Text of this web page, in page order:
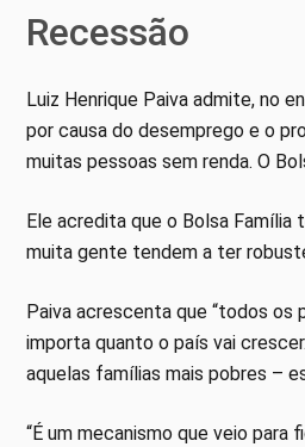
Recessão
Luiz Henrique Paiva admite, no
por causa do desemprego e o
muitas pessoas sem renda. O
Ele acredita que o Bolsa Família
muita gente tendem a ter
Paiva acrescenta que “todos os
importa quanto o país vai
aquelas famílias mais pobres –
“É um mecanismo que veio